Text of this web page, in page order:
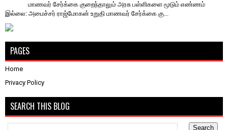
மாணவர் சேர்க்கை குறைந்தாலும் அரசு பள்ளிகளை மூடும் எண்ணம்
இல்லை: அமைச்சர் ராஜ்மோகன் உறுதி ​மாணவர் சேர்க்கை கு...
PAGES
Home
Privacy Policy
SEARCH THIS BLOG